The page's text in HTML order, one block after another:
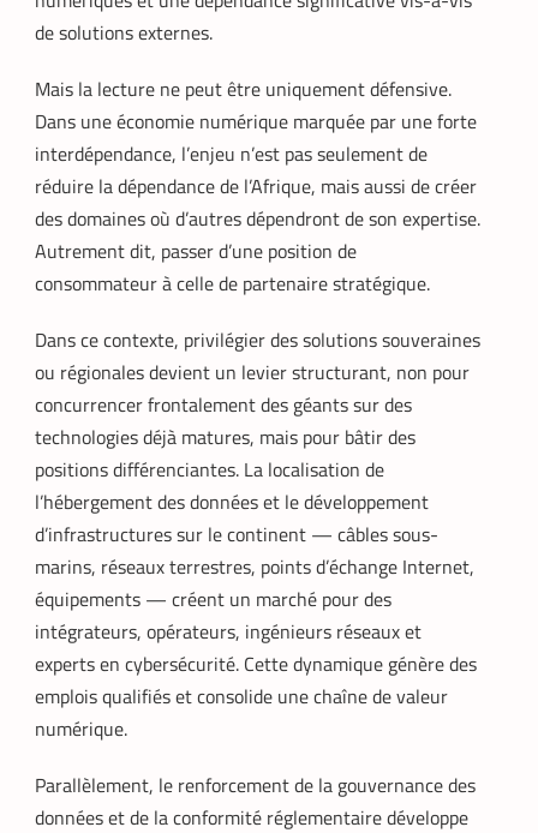
de solutions externes.
Mais la lecture ne peut être uniquement défensive.
Dans une économie numérique marquée par une forte
interdépendance, l’enjeu n’est pas seulement de
réduire la dépendance de l’Afrique, mais aussi de créer
des domaines où d’autres dépendront de son expertise.
Autrement dit, passer d’une position de
consommateur à celle de partenaire stratégique.
Dans ce contexte, privilégier des solutions souveraines
ou régionales devient un levier structurant, non pour
concurrencer frontalement des géants sur des
technologies déjà matures, mais pour bâtir des
positions différenciantes. La localisation de
l’hébergement des données et le développement
d’infrastructures sur le continent — câbles sous-
marins, réseaux terrestres, points d’échange Internet,
équipements — créent un marché pour des
intégrateurs, opérateurs, ingénieurs réseaux et
experts en cybersécurité. Cette dynamique génère des
emplois qualifiés et consolide une chaîne de valeur
numérique.
Parallèlement, le renforcement de la gouvernance des
données et de la conformité réglementaire développe
FINTECH , TECH AFRIQUE
Mobile money, cryptomonnaie : PayPal
abat deux cartes maîtresses pour
s’imposer en Afrique
Armel Djoba 22 mai 2026
En associant l’interopérabilité de PayPal
World au stablecoin PYUSD, PayPal
promet de désenclaver le commerce
africain et accélérer l’inclusion financière
grâce à des transactions
transfrontalières plus rapides, stables et